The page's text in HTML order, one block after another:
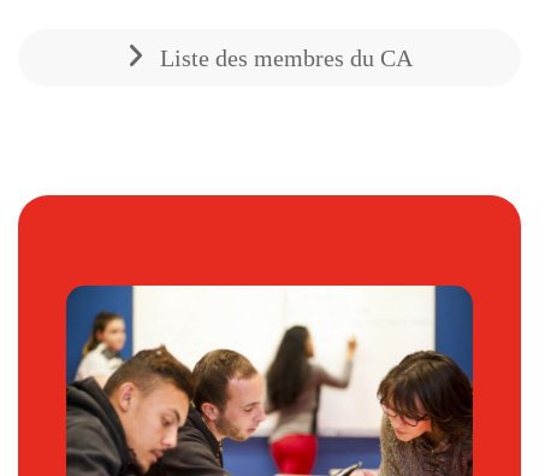
Liste des membres du CA